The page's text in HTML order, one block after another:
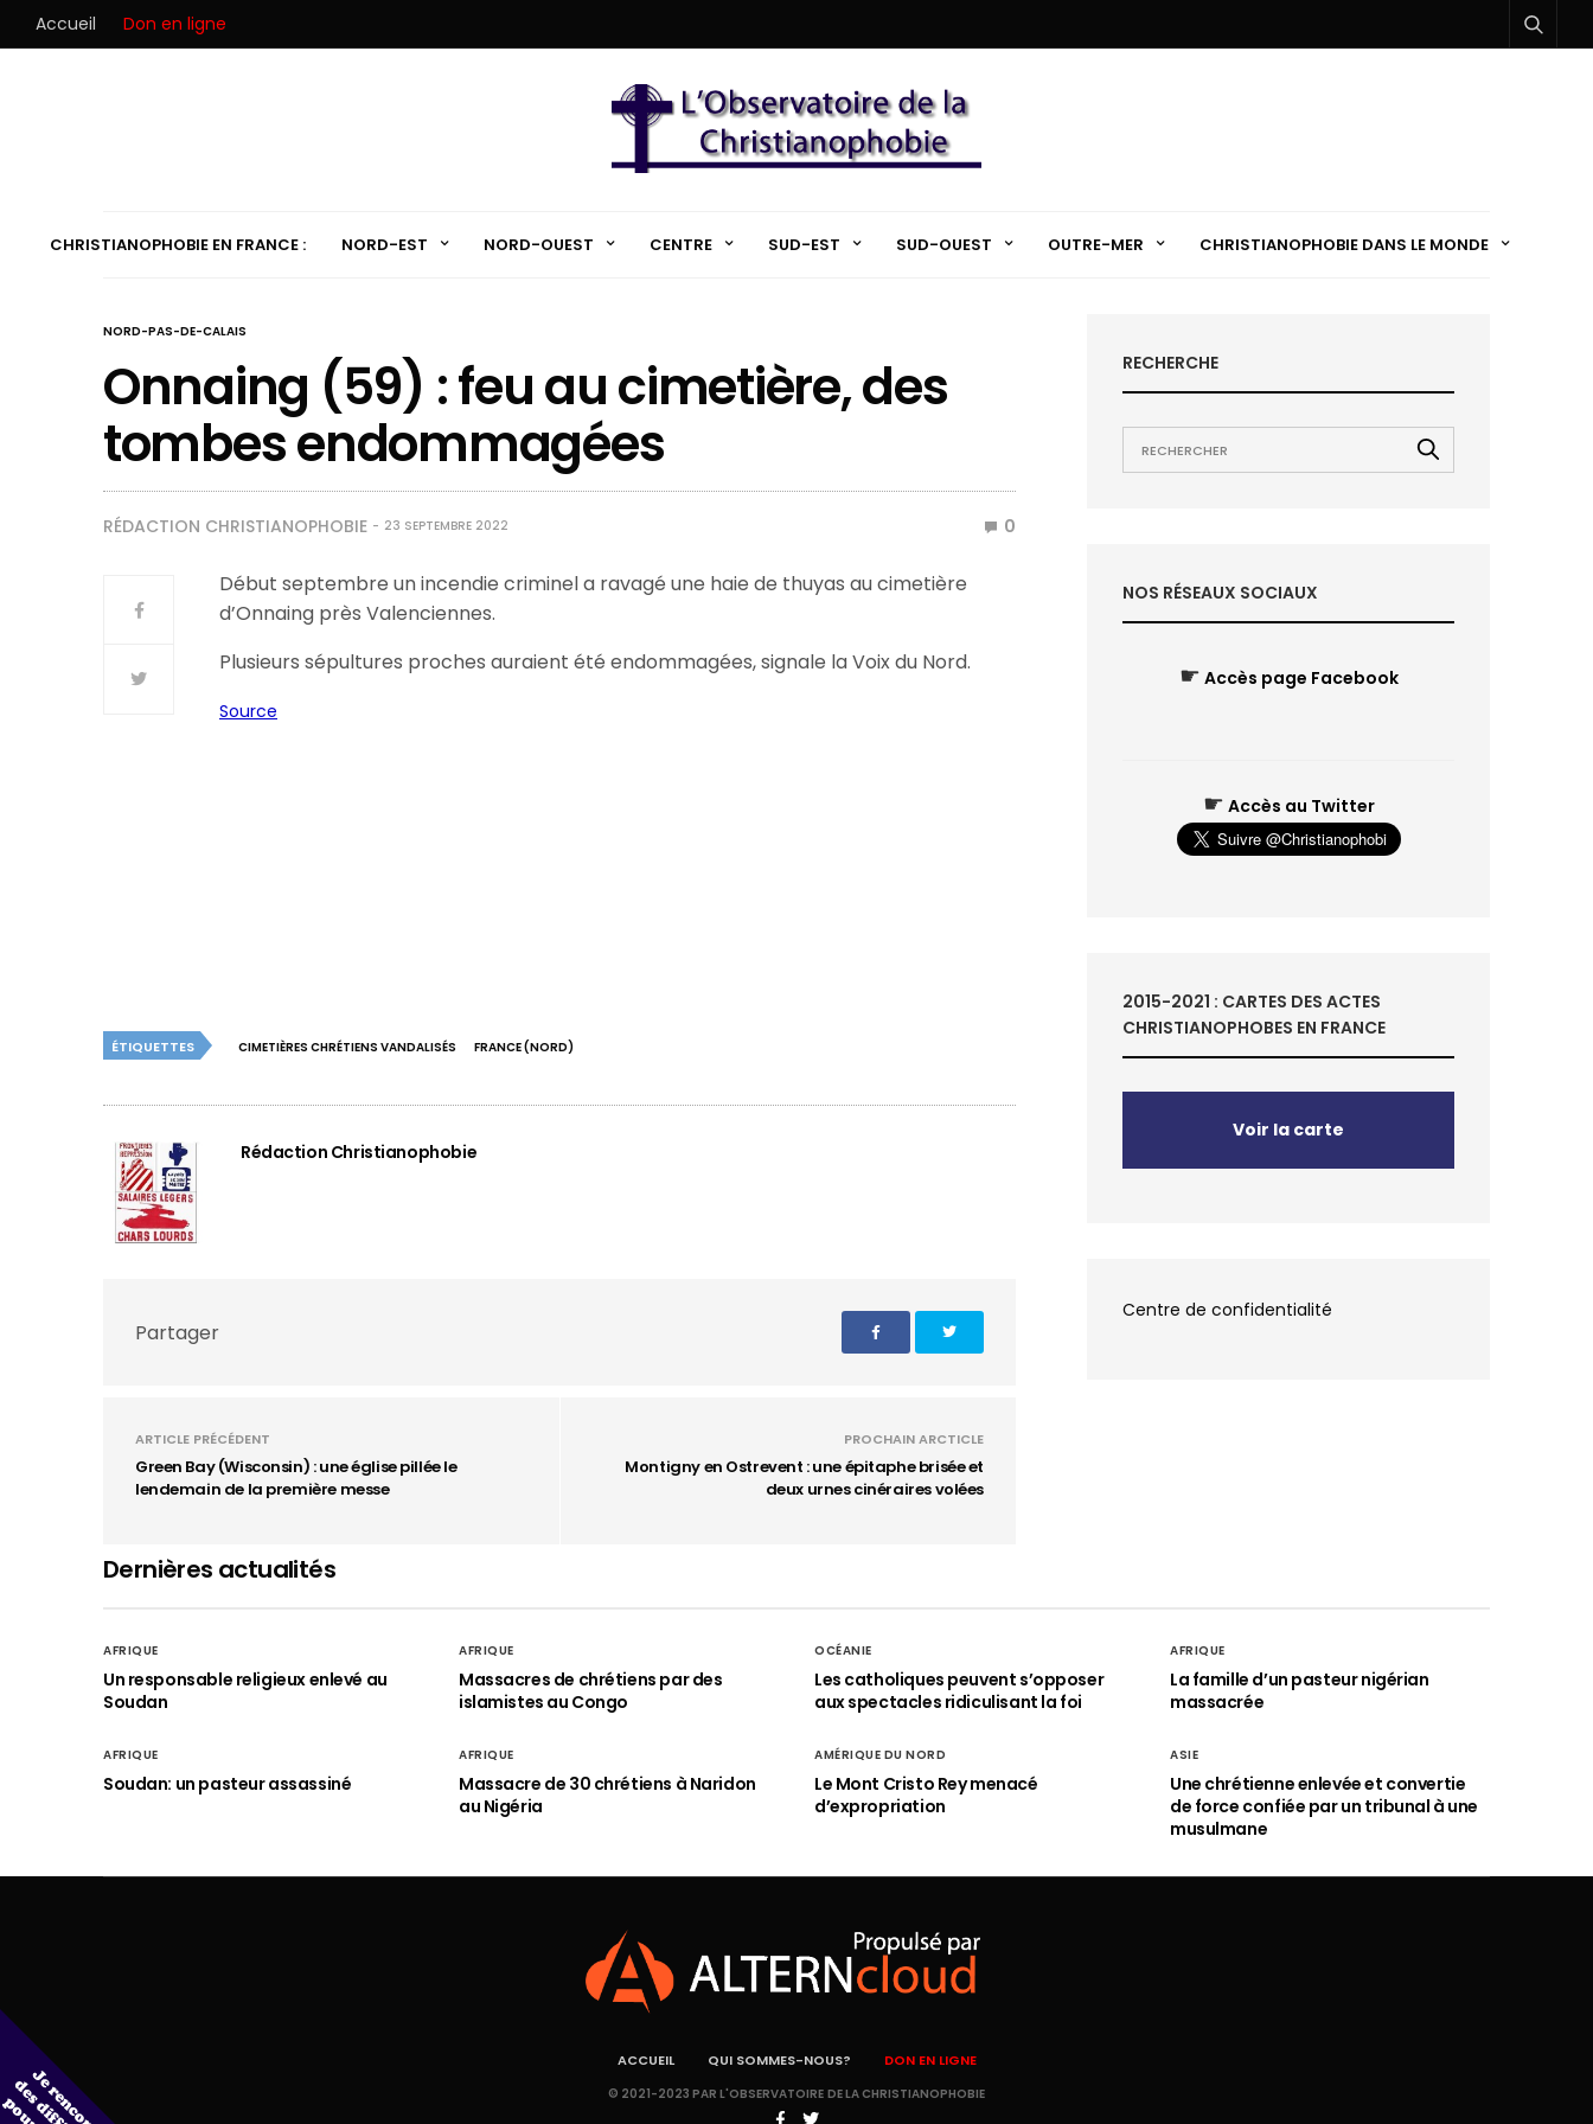
Accueil Don en ligne
CHRISTIANOPHOBIE EN FRANCE : NORD-EST NORD-OUEST CENTRE SUD-EST SUD-OUEST OUTRE-MER CHRISTIANOPHOBIE DANS LE MONDE
NORD-PAS-DE-CALAIS
Onnaing (59) : feu au cimetière, des
tombes endommagées
RÉDACTION CHRISTIANOPHOBIE 23 SEPTEMBRE 2022 0
Début septembre un incendie criminel a ravagé une haie de thuyas au cimetière
d’Onnaing près Valenciennes.
Plusieurs sépultures proches auraient été endommagées, signale la Voix du Nord.
Source
ÉTIQUETTES CIMETIÈRES CHRÉTIENS VANDALISÉS FRANCE (NORD)
Rédaction Christianophobie
Partager
ARTICLE PRÉCÉDENT
Green Bay (Wisconsin) : une église pillée le
lendemain de la première messe
PROCHAIN ARCTICLE
Montigny en Ostrevent : une épitaphe brisée et
deux urnes cinéraires volées
RECHERCHE
NOS RÉSEAUX SOCIAUX
☛ Accès page Facebook
☛ Accès au Twitter
2015-2021 : CARTES DES ACTES
CHRISTIANOPHOBES EN FRANCE
Voir la carte
Centre de confidentialité
Dernières actualités
AFRIQUE
Un responsable religieux enlevé au
Soudan
AFRIQUE
Massacres de chrétiens par des
islamistes au Congo
OCÉANIE
Les catholiques peuvent s’opposer
aux spectacles ridiculisant la foi
AFRIQUE
La famille d’un pasteur nigérian
massacrée
AFRIQUE
Soudan: un pasteur assassiné
AFRIQUE
Massacre de 30 chrétiens à Naridon
au Nigéria
AMÉRIQUE DU NORD
Le Mont Cristo Rey menacé
d’expropriation
ASIE
Une chrétienne enlevée et convertie
de force confiée par un tribunal à une
musulmane
ACCUEIL QUI SOMMES-NOUS? DON EN LIGNE
© 2021-2023 PAR L'OBSERVATOIRE DE LA CHRISTIANOPHOBIE